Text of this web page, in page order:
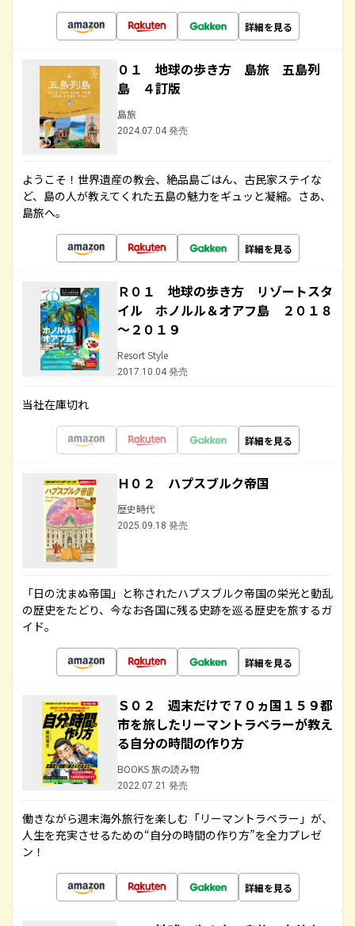
詳細を見る
０１ 地球の歩き方 島旅 五島列
島 ４訂版
島旅
2024.07.04 発売
ようこそ！世界遺産の教会、絶品島ごはん、古民家ステイな
ど、島の人が教えてくれた五島の魅力をギュッと凝縮。さあ、
島旅へ。
詳細を見る
Ｒ０１ 地球の歩き方 リゾートスタ
イル ホノルル＆オアフ島 ２０１８
～２０１９
Resort Style
2017.10.04 発売
当社在庫切れ
詳細を見る
Ｈ０２ ハプスブルク帝国
歴史時代
2025.09.18 発売
「日の沈まぬ帝国」と称されたハプスブルク帝国の栄光と動乱
の歴史をたどり、今なお各国に残る史跡を巡る歴史を旅するガ
イド。
詳細を見る
Ｓ０２ 週末だけで７０ヵ国１５９都
市を旅したリーマントラベラーが教え
る自分の時間の作り方
BOOKS 旅の読み物
2022.07.21 発売
働きながら週末海外旅行を楽しむ「リーマントラベラー」が、
人生を充実させるための“自分の時間の作り方”を全力プレゼ
ン！
詳細を見る